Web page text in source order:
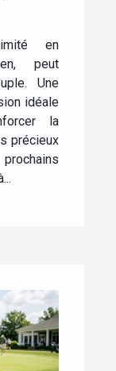
en
peut
Une
idéale
la
précieux